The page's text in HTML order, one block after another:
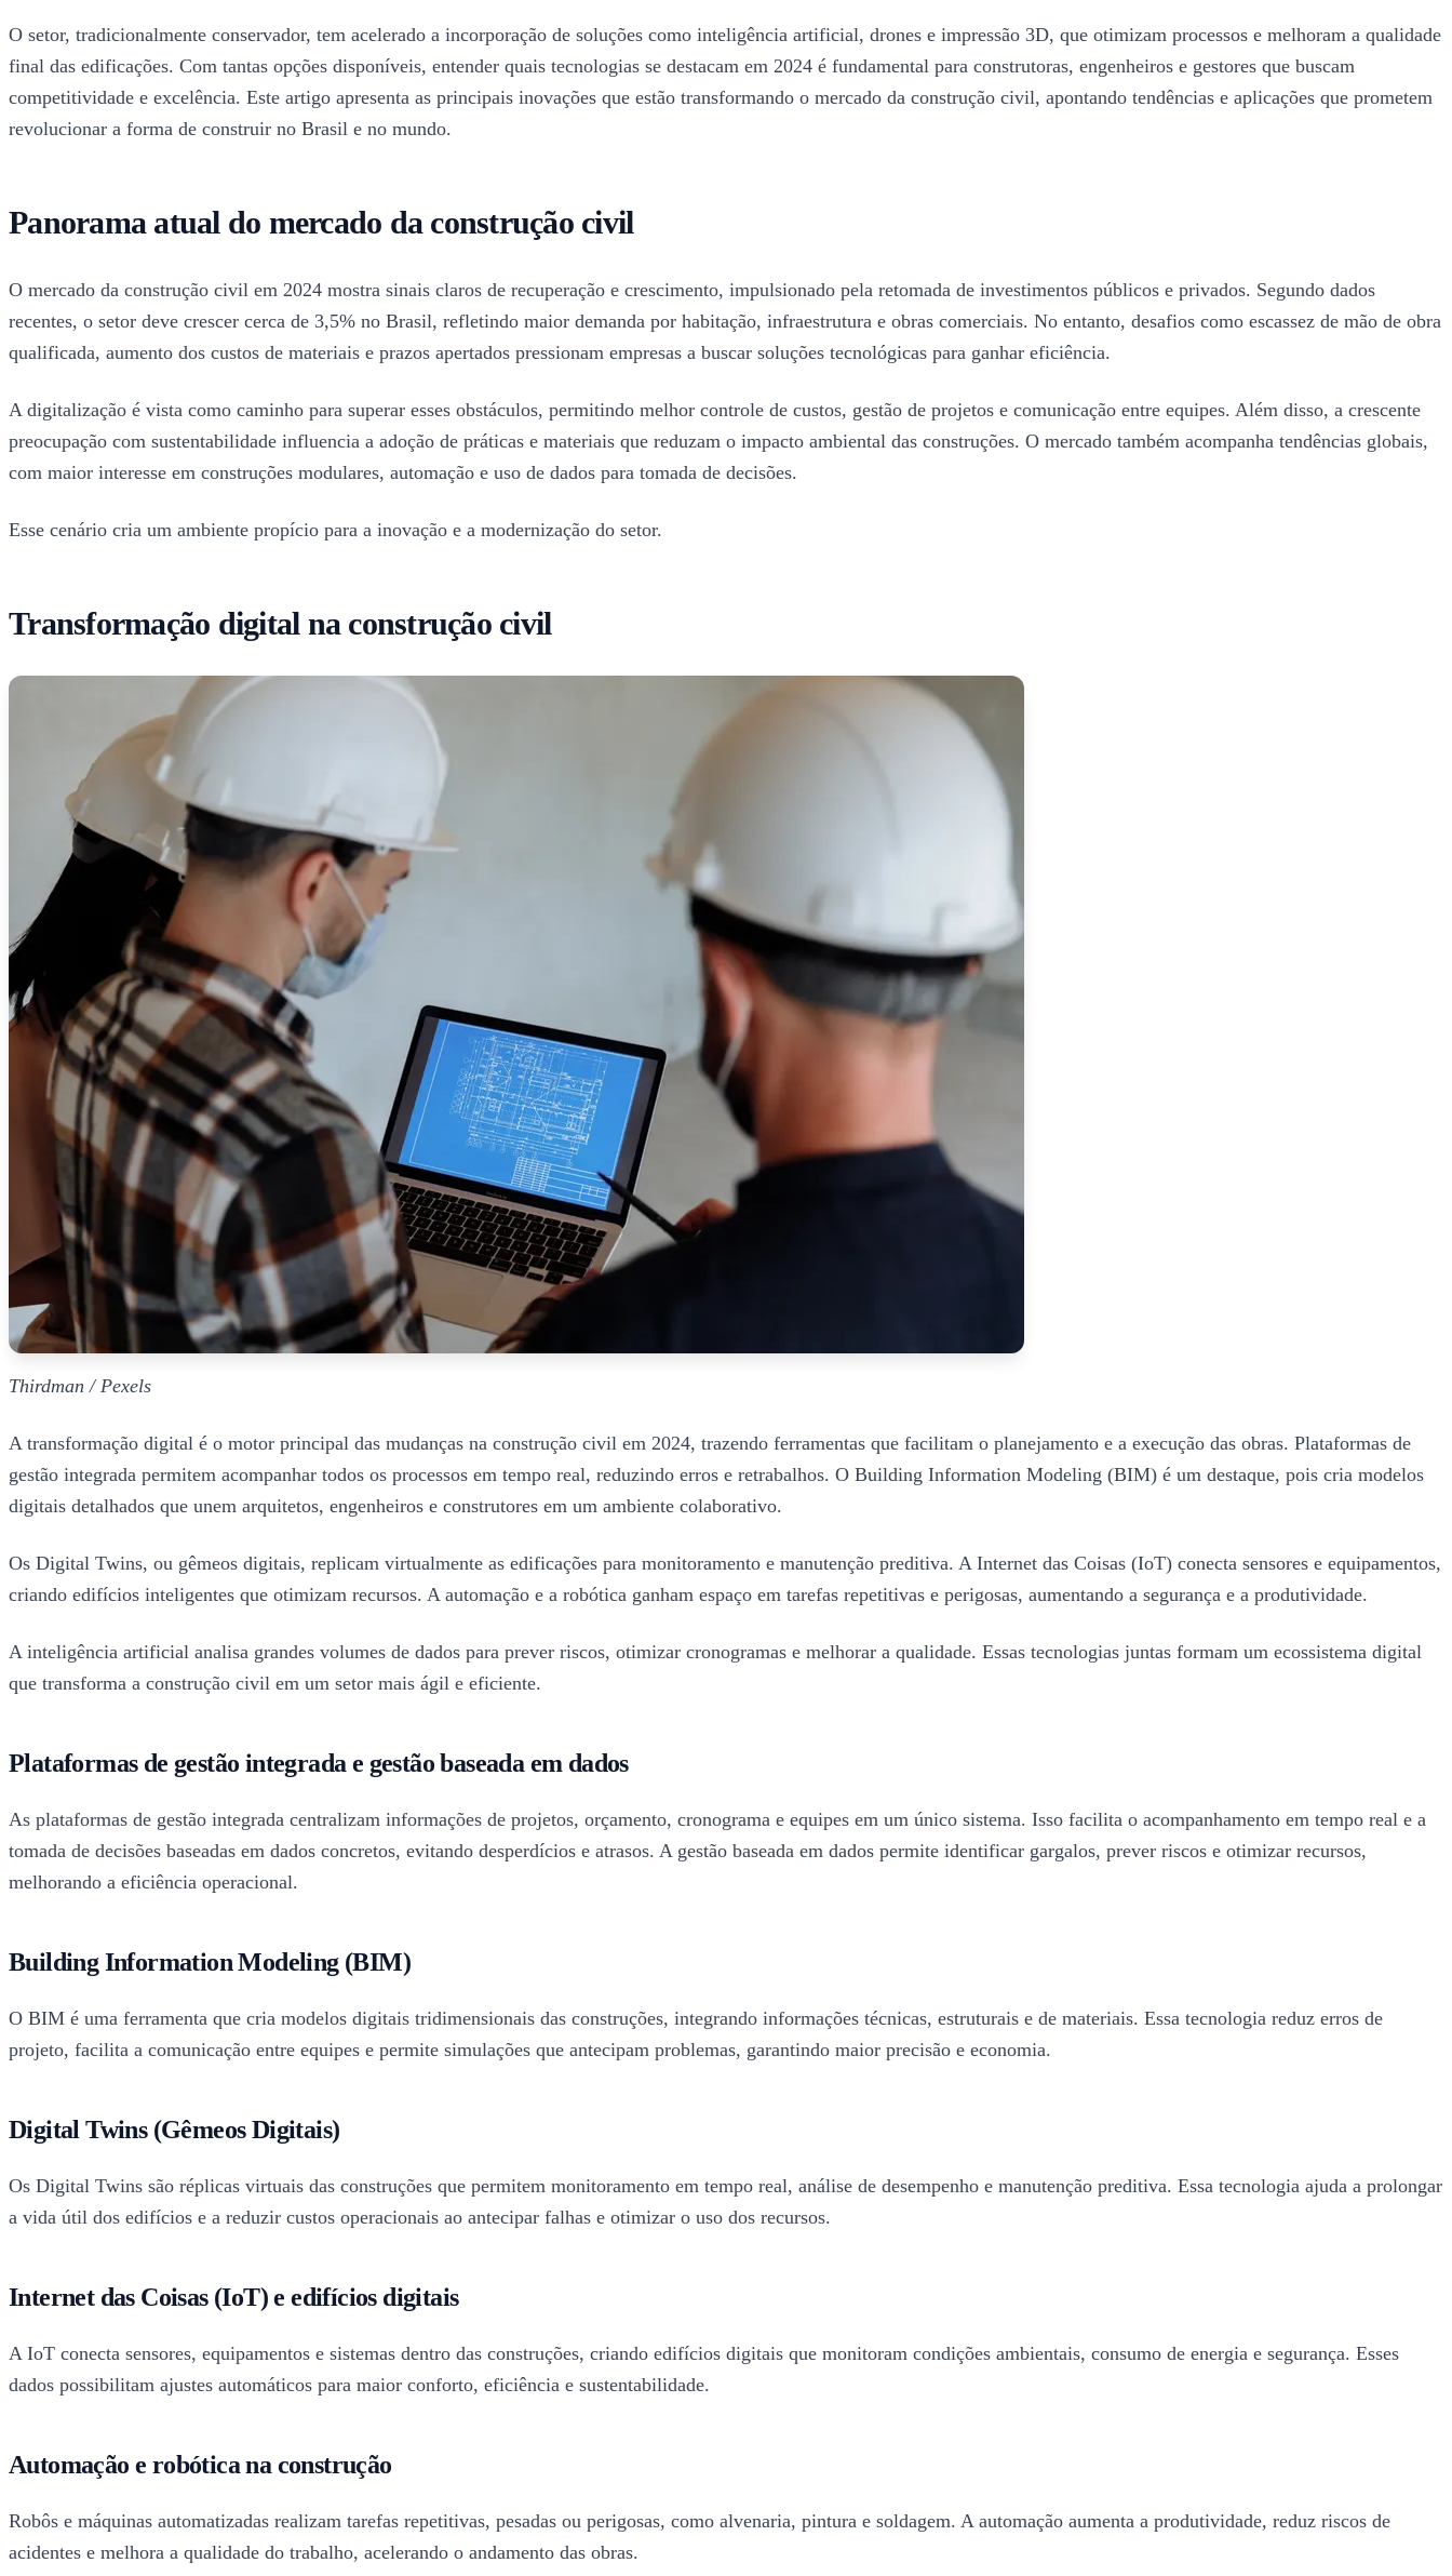
O setor, tradicionalmente conservador, tem acelerado a incorporação de soluções como inteligência artificial, drones e impressão 3D, que otimizam processos e melhoram a qualidade
final das edificações. Com tantas opções disponíveis, entender quais tecnologias se destacam em 2024 é fundamental para construtoras, engenheiros e gestores que buscam
competitividade e excelência. Este artigo apresenta as principais inovações que estão transformando o mercado da construção civil, apontando tendências e aplicações que prometem
revolucionar a forma de construir no Brasil e no mundo.
Panorama atual do mercado da construção civil
O mercado da construção civil em 2024 mostra sinais claros de recuperação e crescimento, impulsionado pela retomada de investimentos públicos e privados. Segundo dados
recentes, o setor deve crescer cerca de 3,5% no Brasil, refletindo maior demanda por habitação, infraestrutura e obras comerciais. No entanto, desafios como escassez de mão de obra
qualificada, aumento dos custos de materiais e prazos apertados pressionam empresas a buscar soluções tecnológicas para ganhar eficiência.
A digitalização é vista como caminho para superar esses obstáculos, permitindo melhor controle de custos, gestão de projetos e comunicação entre equipes. Além disso, a crescente
preocupação com sustentabilidade influencia a adoção de práticas e materiais que reduzam o impacto ambiental das construções. O mercado também acompanha tendências globais,
com maior interesse em construções modulares, automação e uso de dados para tomada de decisões.
Esse cenário cria um ambiente propício para a inovação e a modernização do setor.
Transformação digital na construção civil
Thirdman / Pexels
A transformação digital é o motor principal das mudanças na construção civil em 2024, trazendo ferramentas que facilitam o planejamento e a execução das obras. Plataformas de
gestão integrada permitem acompanhar todos os processos em tempo real, reduzindo erros e retrabalhos. O Building Information Modeling (BIM) é um destaque, pois cria modelos
digitais detalhados que unem arquitetos, engenheiros e construtores em um ambiente colaborativo.
Os Digital Twins, ou gêmeos digitais, replicam virtualmente as edificações para monitoramento e manutenção preditiva. A Internet das Coisas (IoT) conecta sensores e equipamentos,
criando edifícios inteligentes que otimizam recursos. A automação e a robótica ganham espaço em tarefas repetitivas e perigosas, aumentando a segurança e a produtividade.
A inteligência artificial analisa grandes volumes de dados para prever riscos, otimizar cronogramas e melhorar a qualidade. Essas tecnologias juntas formam um ecossistema digital
que transforma a construção civil em um setor mais ágil e eficiente.
Plataformas de gestão integrada e gestão baseada em dados
As plataformas de gestão integrada centralizam informações de projetos, orçamento, cronograma e equipes em um único sistema. Isso facilita o acompanhamento em tempo real e a
tomada de decisões baseadas em dados concretos, evitando desperdícios e atrasos. A gestão baseada em dados permite identificar gargalos, prever riscos e otimizar recursos,
melhorando a eficiência operacional.
Building Information Modeling (BIM)
O BIM é uma ferramenta que cria modelos digitais tridimensionais das construções, integrando informações técnicas, estruturais e de materiais. Essa tecnologia reduz erros de
projeto, facilita a comunicação entre equipes e permite simulações que antecipam problemas, garantindo maior precisão e economia.
Digital Twins (Gêmeos Digitais)
Os Digital Twins são réplicas virtuais das construções que permitem monitoramento em tempo real, análise de desempenho e manutenção preditiva. Essa tecnologia ajuda a prolongar
a vida útil dos edifícios e a reduzir custos operacionais ao antecipar falhas e otimizar o uso dos recursos.
Internet das Coisas (IoT) e edifícios digitais
A IoT conecta sensores, equipamentos e sistemas dentro das construções, criando edifícios digitais que monitoram condições ambientais, consumo de energia e segurança. Esses
dados possibilitam ajustes automáticos para maior conforto, eficiência e sustentabilidade.
Automação e robótica na construção
Robôs e máquinas automatizadas realizam tarefas repetitivas, pesadas ou perigosas, como alvenaria, pintura e soldagem. A automação aumenta a produtividade, reduz riscos de
acidentes e melhora a qualidade do trabalho, acelerando o andamento das obras.